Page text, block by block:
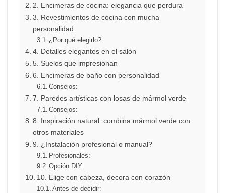
2. Encimeras de cocina: elegancia que perdura
3. Revestimientos de cocina con mucha
personalidad
¿Por qué elegirlo?
4. Detalles elegantes en el salón
5. Suelos que impresionan
6. Encimeras de baño con personalidad
Consejos:
7. Paredes artísticas con losas de mármol verde
Consejos:
8. Inspiración natural: combina mármol verde con
otros materiales
9. ¿Instalación profesional o manual?
Profesionales:
Opción DIY:
10. Elige con cabeza, decora con corazón
Antes de decidir: